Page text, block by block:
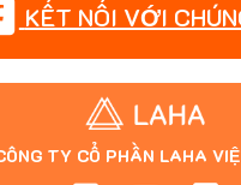
KẾT NỐI VỚI
TY CỔ PHẦN LAHA